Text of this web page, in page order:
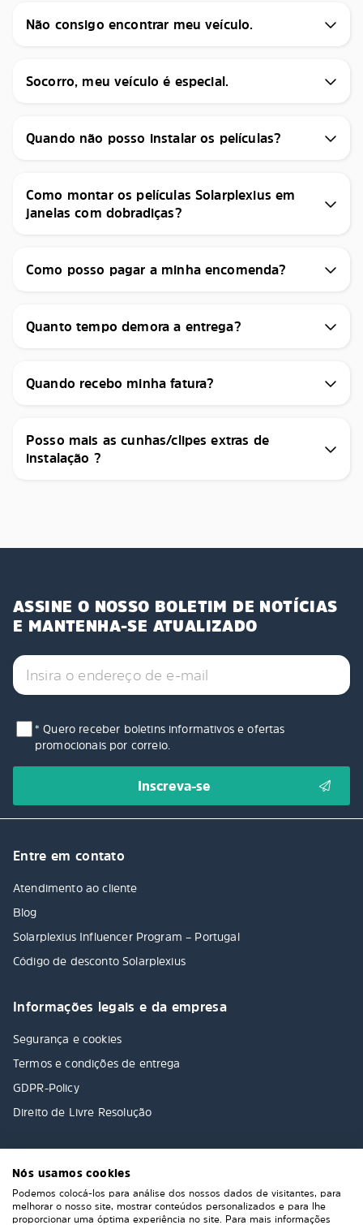
Não consigo encontrar meu veículo.
Socorro, meu veículo é especial.
Quando não posso instalar os películas?
Como montar os películas Solarplexius em
janelas com dobradiças?
Como posso pagar a minha encomenda?
Quanto tempo demora a entrega?
Quando recebo minha fatura?
Posso mais as cunhas/clipes extras de
instalação ?
ASSINE O NOSSO BOLETIM DE NOTÍCIAS
E MANTENHA-SE ATUALIZADO
* Quero receber boletins informativos e ofertas
promocionais por correio.
Entre em contato
Atendimento ao cliente
Blog
Solarplexius Influencer Program – Portugal
Código de desconto Solarplexius
Informações legais e da empresa
Segurança e cookies
Termos e condições de entrega
GDPR-Policy
Direito de Livre Resolução
Nós usamos cookies
Podemos colocá-los para análise dos nossos dados de visitantes, para
melhorar o nosso site, mostrar conteúdos personalizados e para lhe
proporcionar uma óptima experiência no site. Para mais informações